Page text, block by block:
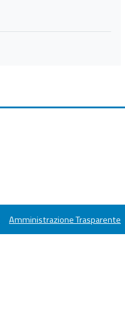
Amministrazione Trasparente